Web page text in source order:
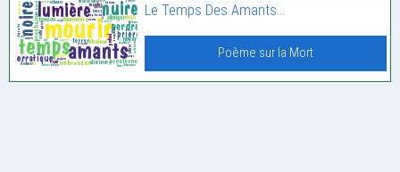
Le Temps Des Amants…
Poème sur la Mort